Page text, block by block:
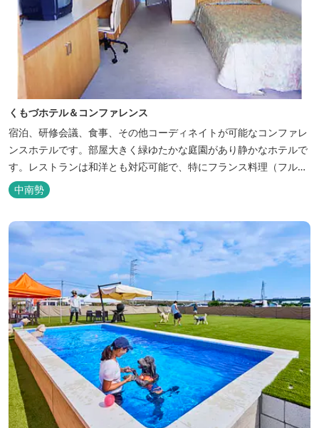
くもづホテル＆コンファレンス
宿泊、研修会議、食事、その他コーディネイトが可能なコンファレ
ンスホテルです。部屋大きく緑ゆたかな庭園があり静かなホテルで
す。レストランは和洋とも対応可能で、特にフランス料理（フルコ
ース）が人気あり是非ご賞味ください。
中南勢